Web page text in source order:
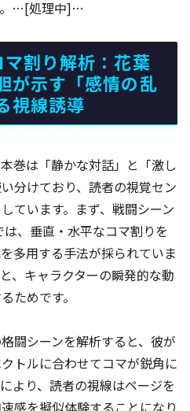
。…[処理中]…
割り解析：花葉
が示す「感情の乱
視線誘導
巻は「静かな対話」と「激し
分けており、読者の視覚セン
ています。まず、戦闘シーン
は、垂直・水平なコマ割りを
を多用する手法が採られていま
、キャラクターの瞬発的な動
ためです。
闘シーンを解析すると、彼が
トルに合わせてコマが鋭角に
より、読者の視線はページを